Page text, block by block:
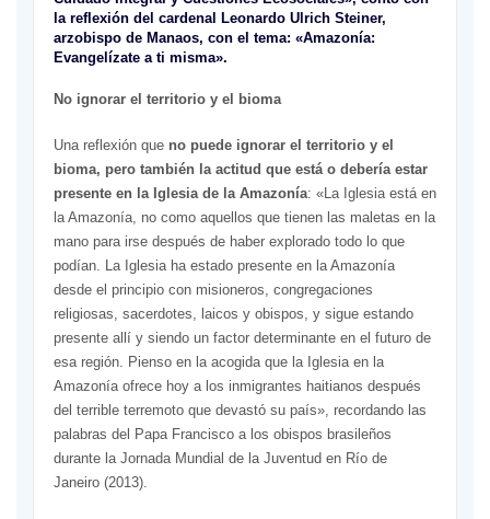
la reflexión del cardenal Leonardo Ulrich Steiner,
arzobispo de Manaos, con el tema: «Amazonía:
Evangelízate a ti misma».
No ignorar el territorio y el bioma
Una reflexión que no puede ignorar el territorio y el
bioma, pero también la actitud que está o debería estar
presente en la Iglesia de la Amazonía: «La Iglesia está en
la Amazonía, no como aquellos que tienen las maletas en la
mano para irse después de haber explorado todo lo que
podían. La Iglesia ha estado presente en la Amazonía
desde el principio con misioneros, congregaciones
religiosas, sacerdotes, laicos y obispos, y sigue estando
presente allí y siendo un factor determinante en el futuro de
esa región. Pienso en la acogida que la Iglesia en la
Amazonía ofrece hoy a los inmigrantes haitianos después
del terrible terremoto que devastó su país», recordando las
palabras del Papa Francisco a los obispos brasileños
durante la Jornada Mundial de la Juventud en Río de
Janeiro (2013).